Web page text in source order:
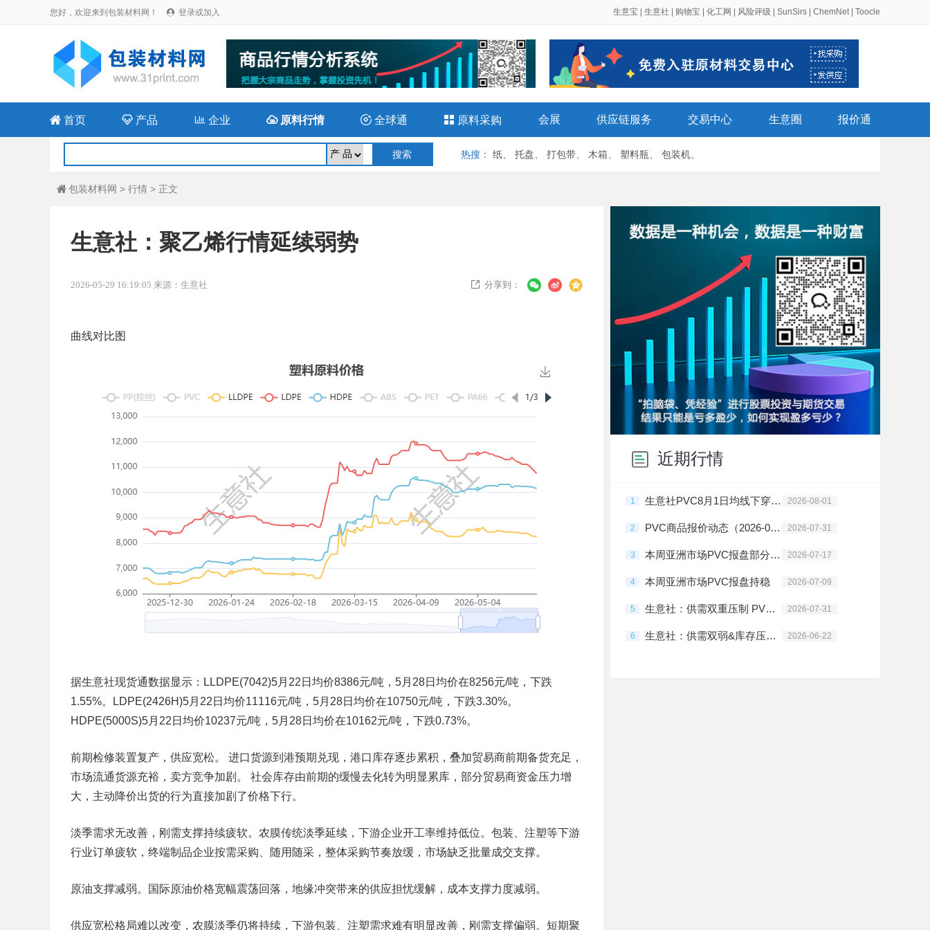
您好，欢迎来到包装材料网！  登录或加入 生意宝 生意社 购物宝 化工网 风险评级 SunSirs ChemNet| Toocle
 首页  产品 企业 原料行情  全球通  原料采购 会展 供应链服务 交易中心 生意圈 报价通
热搜 ： 纸 托盘 打包带 木箱 塑料瓶 包装机
 包装材料网 > 行情 > 正文
生意社：聚乙烯行情延续弱势
2026-05-29 16:19:05 来源：生意社  分享到：
曲线对比图
据生意社现货通数据显示：LLDPE(7042)5月22日均价8386元/吨，5月28日均价在8256元/吨，下跌
1.55%。LDPE(2426H)5月22日均价11116元/吨，5月28日均价在10750元/吨，下跌3.30%。
HDPE(5000S)5月22日均价10237元/吨，5月28日均价在10162元/吨，下跌0.73%。
前期检修装置复产，供应宽松。 进口货源到港预期兑现，港口库存逐步累积，叠加贸易商前期备货充足，
市场流通货源充裕，卖方竞争加剧。 社会库存由前期的缓慢去化转为明显累库，部分贸易商资金压力增
大，主动降价出货的行为直接加剧了价格下行。
淡季需求无改善，刚需支撑持续疲软。农膜传统淡季延续，下游企业开工率维持低位。包装、注塑等下游
行业订单疲软，终端制品企业按需采购、随用随采，整体采购节奏放缓，市场缺乏批量成交支撑。
原油支撑减弱。国际原油价格宽幅震荡回落，地缘冲突带来的供应担忧缓解，成本支撑力度减弱。
供应宽松格局难以改变，农膜淡季仍将持续，下游包装、注塑需求难有明显改善，刚需支撑偏弱。短期聚
近期行情
1 生意社PVC8月1日均线下穿 均差为-3.40元/吨 2026-08-01
2 PVC商品报价动态（2026-07-31） 2026-07-31
3 本周亚洲市场PVC报盘部分地区上调 2026-07-17
4 本周亚洲市场PVC报盘持稳 2026-07-09
5 生意社：供需双重压制 PVC行情震荡走跌 2026-07-31
6 生意社：供需双弱&库存压制 PVC行情震荡偏弱 2026-06-22